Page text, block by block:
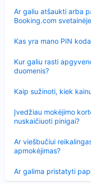
Ar galiu atšaukti arba
Booking.com
Kas yra mano PIN
Kur galiu rasti
duomenis?
Kaip sužinoti, kiek
Įvedžiau mokėjimo
nuskaičiuoti pinigai?
Ar viešbučiui
apmokėjimas?
Ar galima pristatyti